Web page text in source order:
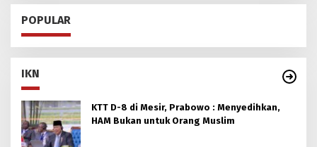
POPULAR
IKN
KTT D-8 di Mesir, Prabowo : Menyedihkan,
HAM Bukan untuk Orang Muslim